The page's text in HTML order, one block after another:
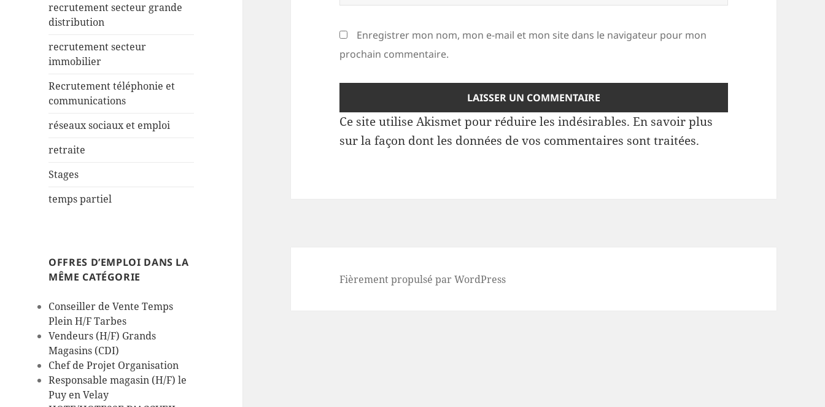
recrutement secteur grande
distribution
recrutement secteur
immobilier
Recrutement téléphonie et
communications
réseaux sociaux et emploi
retraite
Stages
temps partiel
OFFRES D’EMPLOI DANS LA
MÊME CATÉGORIE
Conseiller de Vente Temps
Plein H/F Tarbes
Vendeurs (H/F) Grands
Magasins (CDI)
Chef de Projet Organisation
Responsable magasin (H/F) le
Puy en Velay
Enregistrer mon nom, mon e-mail et mon site dans le navigateur pour mon
prochain commentaire.
Ce site utilise Akismet pour réduire les indésirables.En savoir plus
sur la façon dont les données de vos commentaires sont traitées.
Fièrement propulsé par WordPress